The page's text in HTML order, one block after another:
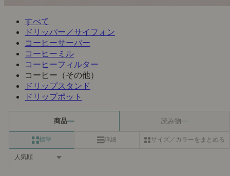
すべて
ドリッパー／サイフォン
コーヒーサーバー
コーヒーミル
コーヒーフィルター
コーヒー（その他）
ドリップスタンド
ドリップポット
商品 読み物
標準 詳細 サイズ／カラーをまとめる